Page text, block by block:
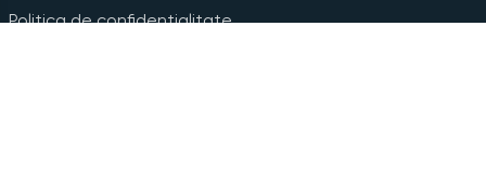
Politica de confidențialitate